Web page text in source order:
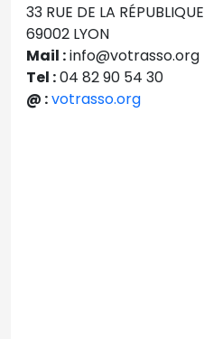
33 RUE DE LA RÉPUBLIQUE
69002 LYON
Mail :info@votrasso.org
Tel :04 82 90 54 30
@ :votrasso.org